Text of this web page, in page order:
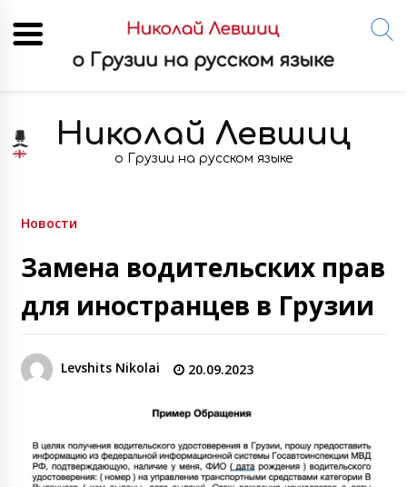
content
Николай Левшиц
о Грузии на русском языке
Новости
Замена водительских прав
для иностранцев в Грузии
Levshits Nikolai 20.09.2023